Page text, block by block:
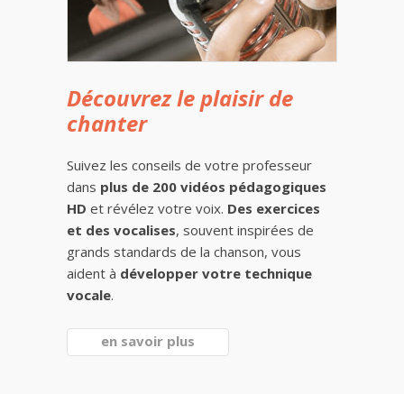
Découvrez le plaisir de
chanter
Suivez les conseils de votre professeur
dans plus de 200 vidéos pédagogiques
HD et révélez votre voix. Des exercices
et des vocalises, souvent inspirées de
grands standards de la chanson, vous
aident à développer votre technique
vocale.
en savoir plus